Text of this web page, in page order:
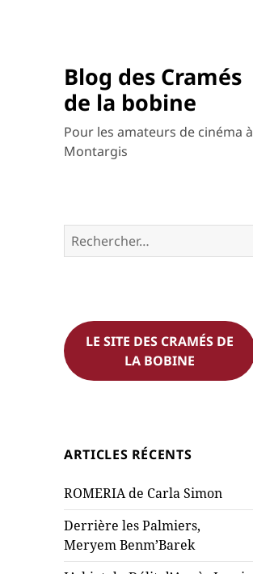
Blog des Cramés
de la bobine
Pour les amateurs de cinéma à
Montargis
Rechercher :
LE SITE DES CRAMÉS DE
LA BOBINE
ARTICLES RÉCENTS
ROMERIA de Carla Simon
Derrière les Palmiers,
Meryem Benm’Barek